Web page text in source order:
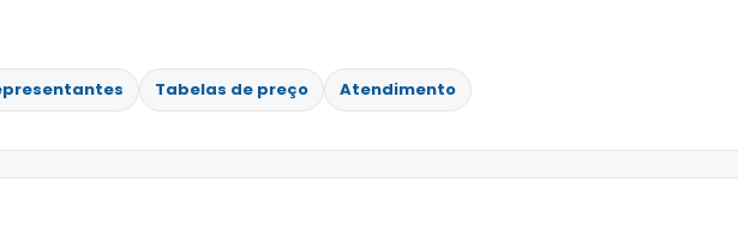
Tabelas de preço Atendimento